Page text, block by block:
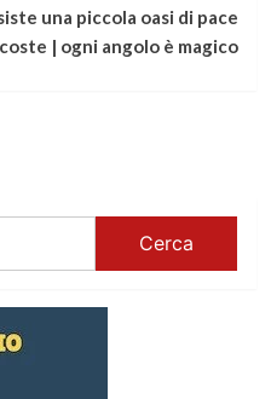
una piccola oasi di pace
| ogni angolo è magico